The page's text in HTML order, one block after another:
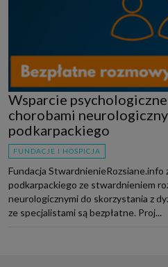
Wsparcie
chorobami
podkarpackiego
FUNDACJE I HOSPICJA
Fundacja
podkarpackiego ze stwardnieniem
neurologicznymi do skorzystania z
ze specjalistami są bezpłatne. Proj...